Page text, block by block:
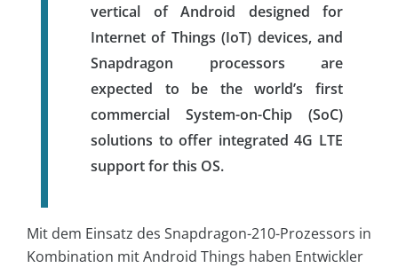
vertical of Android designed for
Internet of Things (IoT) devices, and
Snapdragon processors are
expected to be the world’s first
commercial System-on-Chip (SoC)
solutions to offer integrated 4G LTE
support for this OS.
Mit dem Einsatz des Snapdragon-210-Prozessors in
Kombination mit Android Things haben Entwickler